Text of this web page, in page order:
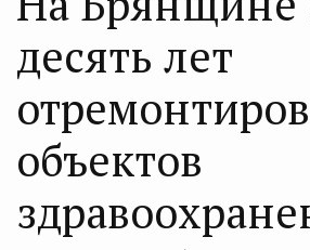
десять лет
объектов